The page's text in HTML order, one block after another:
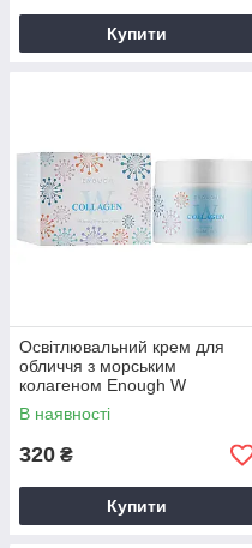
Купити
Освітлювальний крем для
обличчя з морським
колагеном Enough W
Collagen whitening premium
Cream
В наявності
320 ₴
Купити